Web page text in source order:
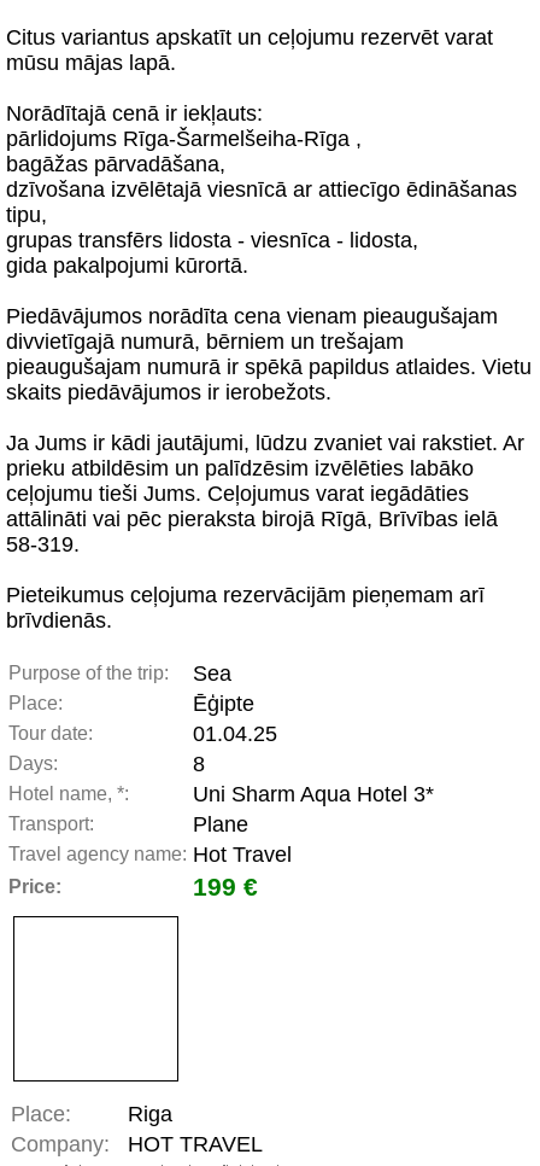
Citus variantus apskatīt un ceļojumu rezervēt varat
mūsu mājas lapā.
Norādītajā cenā ir iekļauts:
pārlidojums Rīga-Šarmelšeiha-Rīga ,
bagāžas pārvadāšana,
dzīvošana izvēlētajā viesnīcā ar attiecīgo ēdināšanas
tipu,
grupas transfērs lidosta - viesnīca - lidosta,
gida pakalpojumi kūrortā.
Piedāvājumos norādīta cena vienam pieaugušajam
divvietīgajā numurā, bērniem un trešajam
pieaugušajam numurā ir spēkā papildus atlaides. Vietu
skaits piedāvājumos ir ierobežots.
Ja Jums ir kādi jautājumi, lūdzu zvaniet vai rakstiet. Ar
prieku atbildēsim un palīdzēsim izvēlēties labāko
ceļojumu tieši Jums. Ceļojumus varat iegādāties
attālināti vai pēc pieraksta birojā Rīgā, Brīvības ielā
58-319.
Pieteikumus ceļojuma rezervācijām pieņemam arī
brīvdienās.
Purpose of the trip: Sea
Place: Ēģipte
Tour date: 01.04.25
Days: 8
Hotel name, *: Uni Sharm Aqua Hotel 3*
Transport: Plane
Travel agency name: Hot Travel
Price: 199 €
Place:
Riga
Company:
HOT TRAVEL